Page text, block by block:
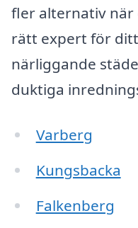
fler alternativ
rätt expert för
närliggande
duktiga
Varberg
Kungsbacka
Falkenberg